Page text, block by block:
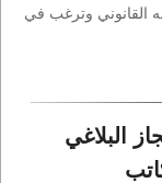
القانوني وترغب في
البلاغي